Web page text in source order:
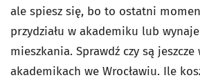
ale spiesz się, bo to ostatni
przydziału w akademiku lub
mieszkania. Sprawdź czy są
akademikach we Wrocławiu. Ile